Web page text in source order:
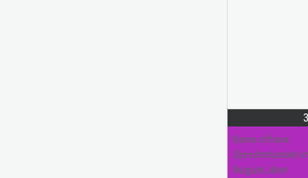
Keine offene
Sprechstunden
August, aber